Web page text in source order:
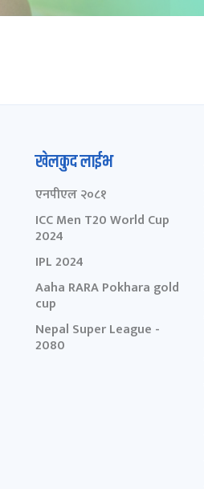
खेलकुद लाईभ
एनपीएल २०८१
ICC Men T20 World Cup
2024
IPL 2024
Aaha RARA Pokhara gold
cup
Nepal Super League -
2080